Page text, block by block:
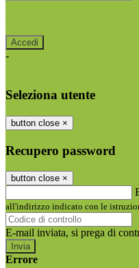
-
Seleziona utente
button close ×
Recupero password
button close ×
all'indirizzo indicato con le
E-mail inviata, si prega di
Errore